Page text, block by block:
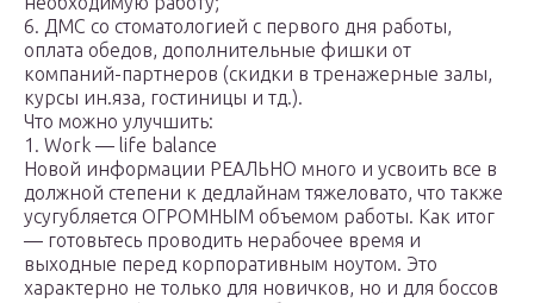
6. ДМС со стоматологией с первого дня работы,
оплата обедов, дополнительные фишки от
компаний-партнеров (скидки в тренажерные залы,
курсы ин.яза, гостиницы и тд.).
Что можно улучшить:
1. Work — life balance
Новой информации РЕАЛЬНО много и усвоить все в
должной степени к дедлайнам тяжеловато, что также
усугубляется ОГРОМНЫМ объемом работы. Как итог
— готовьтесь проводить нерабочее время и
выходные перед корпоративным ноутом. Это
характерно не только для новичков, но и для боссов